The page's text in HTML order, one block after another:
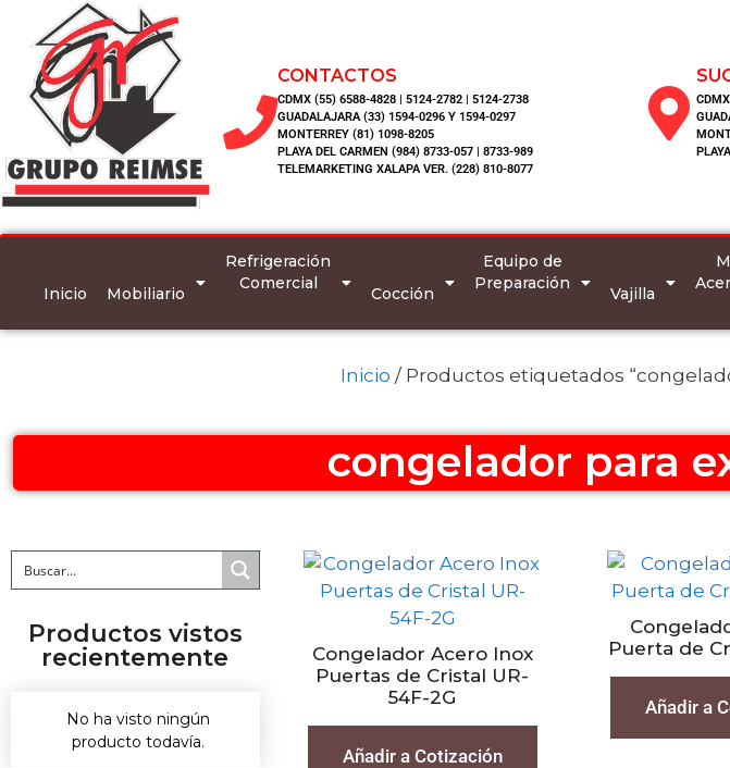
CONTACTOS
CDMX (55) 6588-4828 | 5124-2782 | 5124-2738
GUADALAJARA (33) 1594-0296 Y 1594-0297
MONTERREY (81) 1098-8205
PLAYA DEL CARMEN (984) 8733-057 | 8733-989
TELEMARKETING XALAPA VER. (228) 810-8077
CDMX
Inicio Mobiliario
Refrigeración
Comercial
Cocción
Equipo de
Preparación
Vajilla
Inicio / Productos etiquetados
congelador para
Productos vistos
recientemente
No ha visto ningún
producto todavía.
Congelador Acero Inox
Puertas de Cristal UR-
54F-2G
Añadir a Cotización
Puerta de
Añadir a